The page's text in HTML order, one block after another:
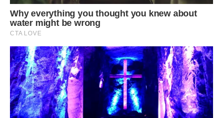
Її серце заспокоїлося, лише коли Андрійкові минув
одинадцятий рік. Вона полегшено зітхнула. І тільки тоді
пригадала слова ворожки: «Не спіши, в тебе все
попереду».